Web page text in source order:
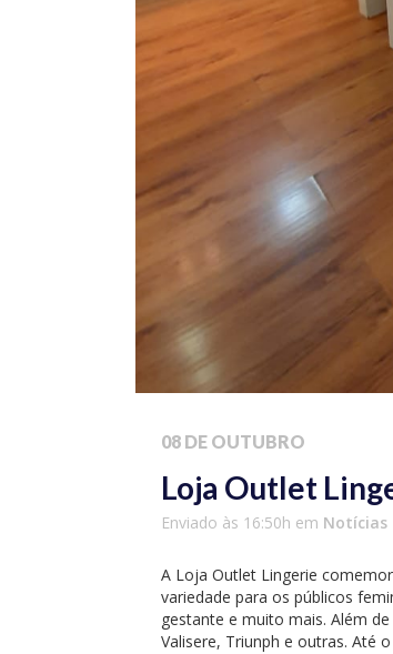
08 DE OUTUBRO
Loja Outlet
Enviado às 16:50h em Notícias
A Loja Outlet Lingerie
variedade para os públicos
gestante e muito mais. Além
Valisere, Triunph e outras. Até